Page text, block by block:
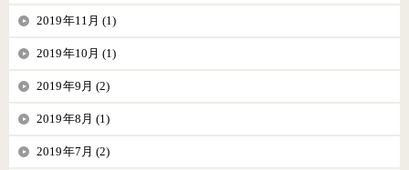
2019年11月 (1)
2019年10月 (1)
2019年9月 (2)
2019年8月 (1)
2019年7月 (2)